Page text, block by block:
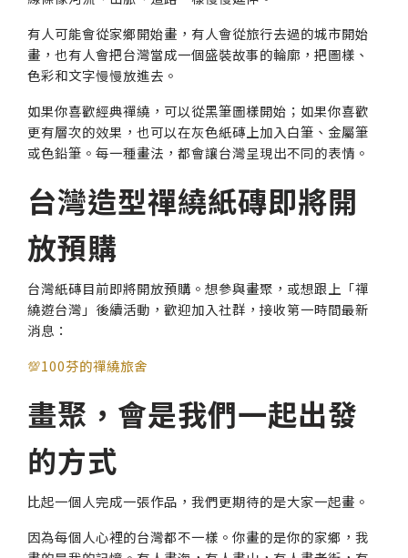
有人可能會從家鄉開始畫，有人會從旅行去過的城市開始
畫，也有人會把台灣當成一個盛裝故事的輪廓，把圖樣、
色彩和文字慢慢放進去。
如果你喜歡經典禪繞，可以從黑筆圖樣開始；如果你喜歡
更有層次的效果，也可以在灰色紙磚上加入白筆、金屬筆
或色鉛筆。每一種畫法，都會讓台灣呈現出不同的表情。
台灣造型禪繞紙磚即將開
放預購
台灣紙磚目前即將開放預購。想參與畫聚，或想跟上「禪
繞遊台灣」後續活動，歡迎加入社群，接收第一時間最新
消息：
💯100芬的禪繞旅舍
畫聚，會是我們一起出發
的方式
比起一個人完成一張作品，我們更期待的是大家一起畫。
因為每個人心裡的台灣都不一樣。你畫的是你的家鄉，我